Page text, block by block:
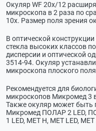
Окуляр WF 20x/12
микроскопа в 2 раза по
10х. Размер поля зрения
В оптической
стекла высоких классов
дисперсии и оптической
3514-94. Окуляр
микроскопа плоского
Рекомендуется для
микроскопов Микромед 3
Также окуляр может быть
Микромед ПОЛАР 2 LED,
1 LED, МЕТ Н, МЕТ LED, МЕТ